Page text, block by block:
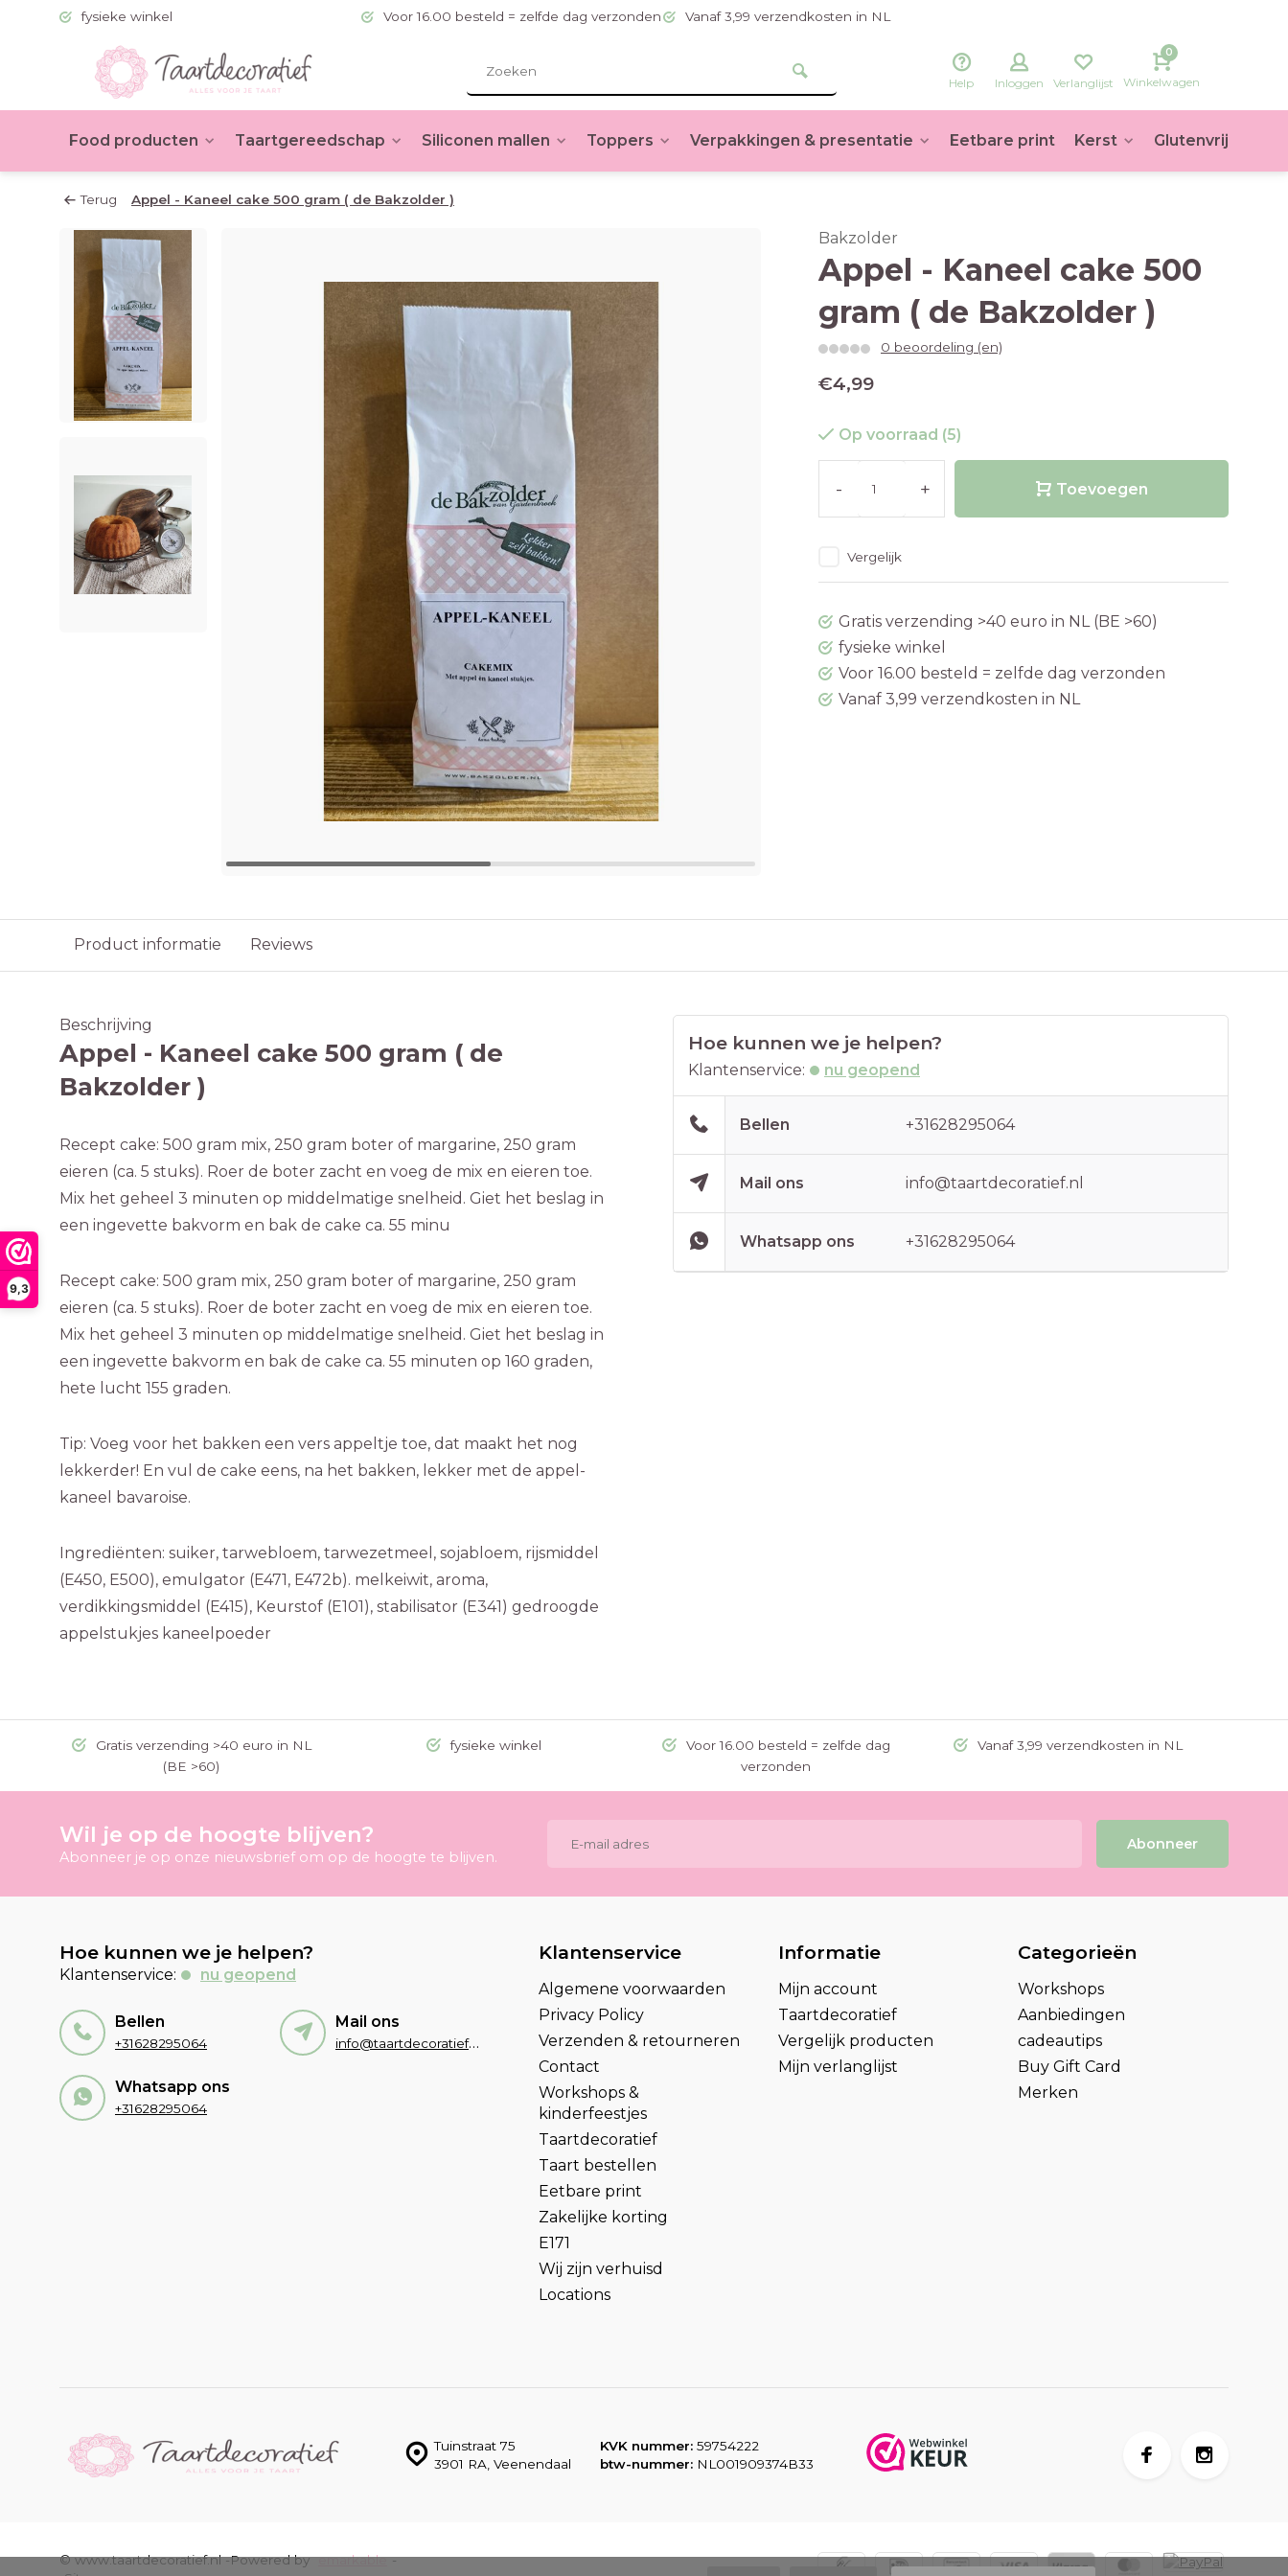
9,3
fysieke winkel Voor 16.00 besteld = zelfde dag verzonden Vanaf 3,99 verzendkosten in NL
Help Inloggen Verlanglijst
0
Winkelwagen
Food producten Taartgereedschap Siliconen mallen Toppers Verpakkingen & presentatie Eetbare print Kerst Glutenvrij
Terug Appel - Kaneel cake 500 gram ( de Bakzolder )
Bakzolder
Appel - Kaneel cake 500
gram ( de Bakzolder )
0 beoordeling (en)
€4,99
Op voorraad (5)
- + Toevoegen
Vergelijk
Gratis verzending >40 euro in NL (BE >60)
fysieke winkel
Voor 16.00 besteld = zelfde dag verzonden
Vanaf 3,99 verzendkosten in NL
Product informatie Reviews
Beschrijving
Appel - Kaneel cake 500 gram ( de
Bakzolder )
Recept cake: 500 gram mix, 250 gram boter of margarine, 250 gram
eieren (ca. 5 stuks). Roer de boter zacht en voeg de mix en eieren toe.
Mix het geheel 3 minuten op middelmatige snelheid. Giet het beslag in
een ingevette bakvorm en bak de cake ca. 55 minu
Recept cake: 500 gram mix, 250 gram boter of margarine, 250 gram
eieren (ca. 5 stuks). Roer de boter zacht en voeg de mix en eieren toe.
Mix het geheel 3 minuten op middelmatige snelheid. Giet het beslag in
een ingevette bakvorm en bak de cake ca. 55 minuten op 160 graden,
hete lucht 155 graden.
Tip: Voeg voor het bakken een vers appeltje toe, dat maakt het nog
lekkerder! En vul de cake eens, na het bakken, lekker met de appel-
kaneel bavaroise.
Ingrediënten: suiker, tarwebloem, tarwezetmeel, sojabloem, rijsmiddel
(E450, E500), emulgator (E471, E472b). melkeiwit, aroma,
verdikkingsmiddel (E415), Keurstof (E101), stabilisator (E341) gedroogde
appelstukjes kaneelpoeder
Hoe kunnen we je helpen?
Klantenservice: nu geopend
Bellen +31628295064
Mail ons info@taartdecoratief.nl
Whatsapp ons +31628295064
Gratis verzending >40 euro in NL
(BE >60)
fysieke winkel
Voor 16.00 besteld = zelfde dag
verzonden
Vanaf 3,99 verzendkosten in NL
Wil je op de hoogte blijven?
Abonneer je op onze nieuwsbrief om op de hoogte te blijven.
Abonneer
Hoe kunnen we je helpen?
Klantenservice: nu geopend
Bellen
+31628295064
Mail ons
info@taartdecoratief.nl
Whatsapp ons
+31628295064
Klantenservice
Algemene voorwaarden
Privacy Policy
Verzenden & retourneren
Contact
Workshops &
kinderfeestjes
Taartdecoratief
Taart bestellen
Eetbare print
Zakelijke korting
E171
Wij zijn verhuisd
Locations
Informatie
Mijn account
Taartdecoratief
Vergelijk producten
Mijn verlanglijst
Categorieën
Workshops
Aanbiedingen
cadeautips
Buy Gift Card
Merken
Tuinstraat 75
3901 RA, Veenendaal
KVK nummer: 59754222
btw-nummer: NL001909374B33
© www.taartdecoratief.nl -Powered by emarkable -